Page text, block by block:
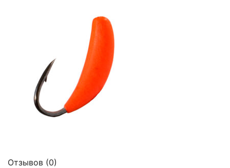
Отзывов (0)